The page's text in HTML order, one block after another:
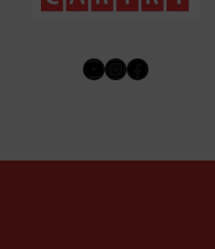
Youtube
Instagram
Facebook